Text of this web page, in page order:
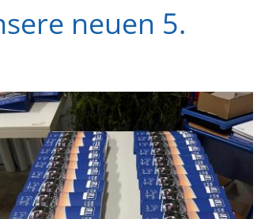
neuen 5.